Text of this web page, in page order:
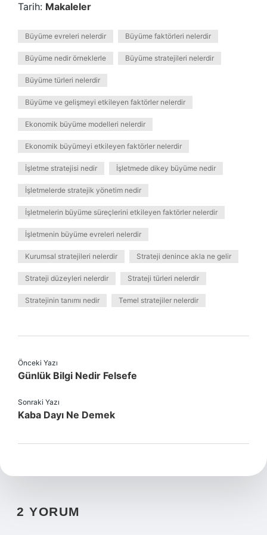
Tarih: Makaleler
Büyüme evreleri nelerdir Büyüme faktörleri nelerdir
Büyüme nedir örneklerle Büyüme stratejileri nelerdir
Büyüme türleri nelerdir
Büyüme ve gelişmeyi etkileyen faktörler nelerdir
Ekonomik büyüme modelleri nelerdir
Ekonomik büyümeyi etkileyen faktörler nelerdir
İşletme stratejisi nedir İşletmede dikey büyüme nedir
İşletmelerde stratejik yönetim nedir
İşletmelerin büyüme süreçlerini etkileyen faktörler nelerdir
İşletmenin büyüme evreleri nelerdir
Kurumsal stratejileri nelerdir Strateji denince akla ne gelir
Strateji düzeyleri nelerdir Strateji türleri nelerdir
Stratejinin tanımı nedir Temel stratejiler nelerdir
Önceki Yazı
Günlük Bilgi Nedir Felsefe
Sonraki Yazı
Kaba Dayı Ne Demek
2 YORUM